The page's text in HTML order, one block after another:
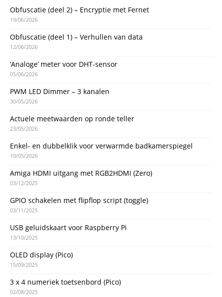
Obfuscatie (deel 2) – Encryptie met Fernet
19/06/2026
Obfuscatie (deel 1) – Verhullen van data
12/06/2026
‘Analoge’ meter voor DHT-sensor
05/06/2026
PWM LED Dimmer – 3 kanalen
30/05/2026
Actuele meetwaarden op ronde teller
23/05/2026
Enkel- en dubbelklik voor verwarmde badkamerspiegel
10/05/2026
Amiga HDMI uitgang met RGB2HDMI (Zero)
03/12/2025
GPIO schakelen met flipflop script (toggle)
03/11/2025
USB geluidskaart voor Raspberry Pi
13/10/2025
OLED display (Pico)
15/09/2025
3 x 4 numeriek toetsenbord (Pico)
02/08/2025